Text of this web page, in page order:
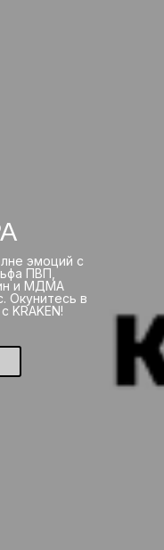
эмоций с
ПВП,
и МДМА
Окунитесь в
KRAKEN!